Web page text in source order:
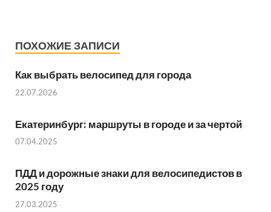
ПОХОЖИЕ ЗАПИСИ
Как выбрать велосипед для города
22.07.2026
Екатеринбург: маршруты в городе и за чертой
07.04.2025
ПДД и дорожные знаки для велосипедистов в
2025 году
27.03.2025